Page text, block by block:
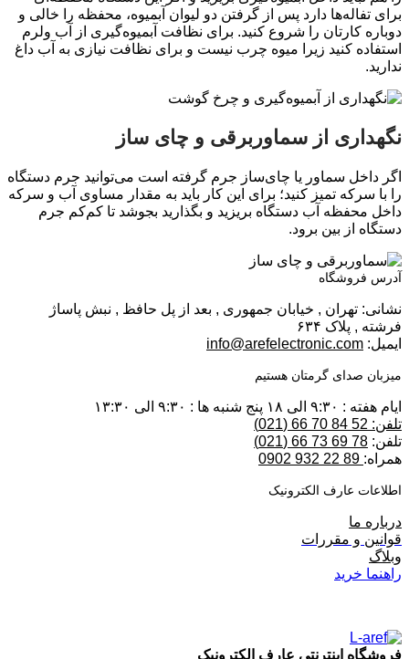
برای تفاله‌ها دارد پس از گرفتن دو لیوان آبمیوه، محفظه را خالی و
دوباره كارتان را شروع كنید. برای نظافت آبمیوه‌گیری از آب ولرم
استفاده كنید زیرا میوه‌ چرب نیست و برای نظافت نیازی به آب داغ
ندارید.
نگهداری از سماوربرقی و چای ساز
اگر داخل سماور یا چای‌ساز جرم گرفته است می‌توانید جرم دستگاه
را با سركه تمیز كنید؛ برای این كار باید به مقدار مساوی آب و سركه
داخل محفظه آب دستگاه بریزید و بگذارید بجوشد تا كم‌كم جرم
دستگاه از بین برود.
آدرس فروشگاه
نشانی: تهران , خیابان جمهوری , بعد از پل حافظ , نبش پاساژ
فرشته , پلاک ۶۳۴
ایمیل: info@arefelectronic.com
میزبان صدای گرمتان هستیم
ایام هفته : ۹:۳۰ الی ۱۸ پنج شنبه ها : ۹:۳۰ الی ۱۳:۳۰
تلفن: 52 84 70 66 (021)
تلفن: 78 69 73 66 (021)
همراه:
اطلاعات عارف الکترونیک
درباره ما
قوانین و مقررات
وبلاگ
راهنما خرید
فروشگاه اینترنتی عارف الکترونیک